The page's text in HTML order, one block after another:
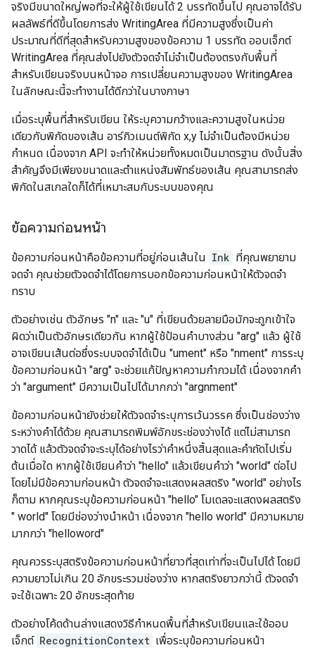
จริงมีขนาดใหญ่พอที่จะให้ผู้ใช้เขียนได้ 2 บรรทัดขึ้นไป คุณอาจได้รับ
ผลลัพธ์ที่ดีขึ้นโดยการส่ง WritingArea ที่มีความสูงซึ่งเป็นค่า
ประมาณที่ดีที่สุดสำหรับความสูงของข้อความ 1 บรรทัด ออบเจ็กต์
WritingArea ที่คุณส่งไปยังตัวจดจำไม่จำเป็นต้องตรงกับพื้นที่
สำหรับเขียนจริงบนหน้าจอ การเปลี่ยนความสูงของ WritingArea
ในลักษณะนี้จะทำงานได้ดีกว่าในบางภาษา
เมื่อระบุพื้นที่สำหรับเขียน ให้ระบุความกว้างและความสูงในหน่วย
เดียวกับพิกัดของเส้น อาร์กิวเมนต์พิกัด x,y ไม่จำเป็นต้องมีหน่วย
กำหนด เนื่องจาก API จะทำให้หน่วยทั้งหมดเป็นมาตรฐาน ดังนั้นสิ่ง
สำคัญจึงมีเพียงขนาดและตำแหน่งสัมพัทธ์ของเส้น คุณสามารถส่ง
พิกัดในสเกลใดก็ได้ที่เหมาะสมกับระบบของคุณ
ข้อความก่อนหน้า
ข้อความก่อนหน้าคือข้อความที่อยู่ก่อนเส้นใน Ink ที่คุณพยายาม
จดจำ คุณช่วยตัวจดจำได้โดยการบอกข้อความก่อนหน้าให้ตัวจดจำ
ทราบ
ตัวอย่างเช่น ตัวอักษร "n" และ "u" ที่เขียนด้วยลายมือมักจะถูกเข้าใจ
ผิดว่าเป็นตัวอักษรเดียวกัน หากผู้ใช้ป้อนคำบางส่วน "arg" แล้ว ผู้ใช้
อาจเขียนเส้นต่อซึ่งระบบจดจำได้เป็น "ument" หรือ "nment" การระบุ
ข้อความก่อนหน้า "arg" จะช่วยแก้ปัญหาความกำกวมได้ เนื่องจากคำ
ว่า "argument" มีความเป็นไปได้มากกว่า "argnment"
ข้อความก่อนหน้ายังช่วยให้ตัวจดจำระบุการเว้นวรรค ซึ่งเป็นช่องว่าง
ระหว่างคำได้ด้วย คุณสามารถพิมพ์อักขระช่องว่างได้ แต่ไม่สามารถ
วาดได้ แล้วตัวจดจำจะระบุได้อย่างไรว่าคำหนึ่งสิ้นสุดและคำถัดไปเริ่ม
ต้นเมื่อใด หากผู้ใช้เขียนคำว่า "hello" แล้วเขียนคำว่า "world" ต่อไป
โดยไม่มีข้อความก่อนหน้า ตัวจดจำจะแสดงผลสตริง "world" อย่างไร
ก็ตาม หากคุณระบุข้อความก่อนหน้า "hello" โมเดลจะแสดงผลสตริง
" world" โดยมีช่องว่างนำหน้า เนื่องจาก "hello world" มีความหมาย
มากกว่า "helloword"
คุณควรระบุสตริงข้อความก่อนหน้าที่ยาวที่สุดเท่าที่จะเป็นไปได้ โดยมี
ความยาวไม่เกิน 20 อักขระรวมช่องว่าง หากสตริงยาวกว่านี้ ตัวจดจำ
จะใช้เฉพาะ 20 อักขระสุดท้าย
ตัวอย่างโค้ดด้านล่างแสดงวิธีกำหนดพื้นที่สำหรับเขียนและใช้ออบ
เจ็กต์ RecognitionContext เพื่อระบุข้อความก่อนหน้า